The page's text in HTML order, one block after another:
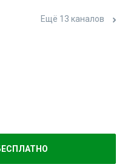
Ещё 13 каналов